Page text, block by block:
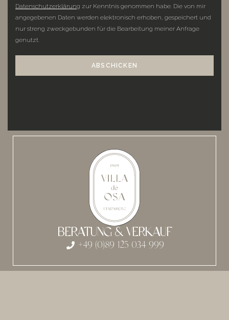
Datenschutzerklärung zur Kenntnis genommen habe. Die von mir
angegebenen Daten werden elektronisch erhoben, gespeichert und
nur streng zweckgebunden für die Bearbeitung meiner Anfrage
genutzt.
ABSCHICKEN
BERATUNG & VERKAUF
+49 (0)89 125 034 999